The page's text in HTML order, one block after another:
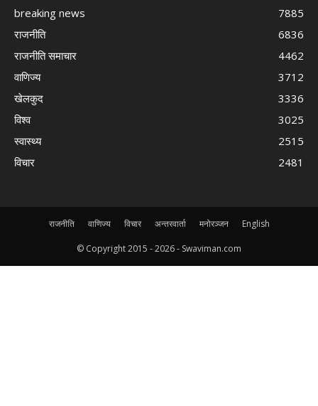
breaking news
7885
राजनीति
6836
राजनीति समाचार
4462
वाणिज्य
3712
खेलकुद
3336
विश्व
3025
स्वास्थ्य
2515
विचार
2481
राजनीति वाणिज्य विचार अन्तरवार्ता मनोरञ्जन English
© Copyright 2015 -2026 - Swaviman.com